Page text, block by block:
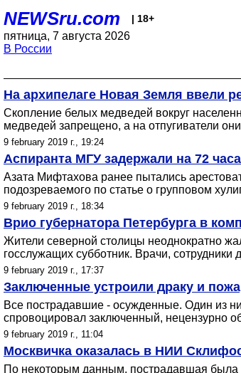
NEWSru.com | 18+
пятница, 7 августа 2026
В России
На архипелаге Новая Земля ввели
Скопление белых медведей вокруг
медведей запрещено, а на отпугиватели
9 february 2019 г., 19:24
Аспиранта МГУ задержали на 72
Азата Мифтахова ранее пытались
подозреваемого по статье о групповом
9 february 2019 г., 18:34
Врио губернатора Петербурга в
Жители северной столицы неоднократно
госслужащих субботник. Врачи, сотрудники
9 february 2019 г., 17:37
Заключенные устроили драку и
Все пострадавшие - осужденные. Один из
спровоцировал заключенный, нецензурно
9 february 2019 г., 11:04
Москвичка оказалась в НИИ
По некоторым данным, пострадавшая была